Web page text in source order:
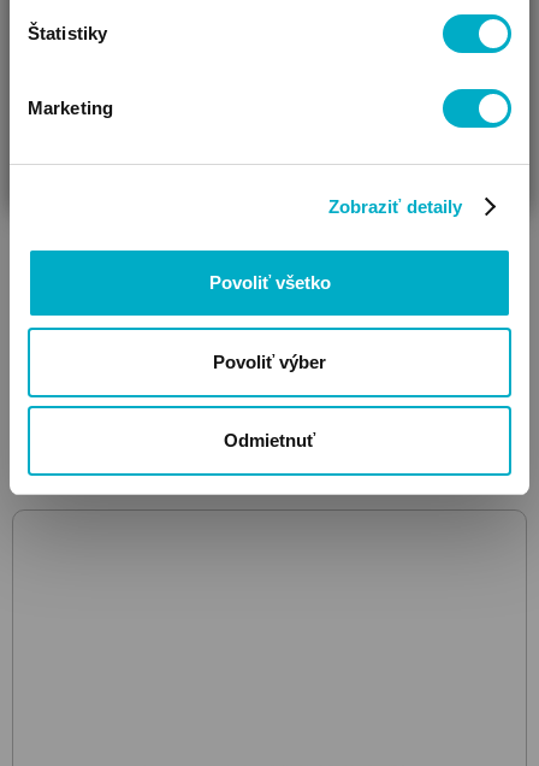
Štatistiky
Marketing
Zobraziť detaily
Povoliť všetko
Povoliť výber
Odmietnuť
Conversion pages Universal Gabriella, Malo bočný diel k
58.07 €